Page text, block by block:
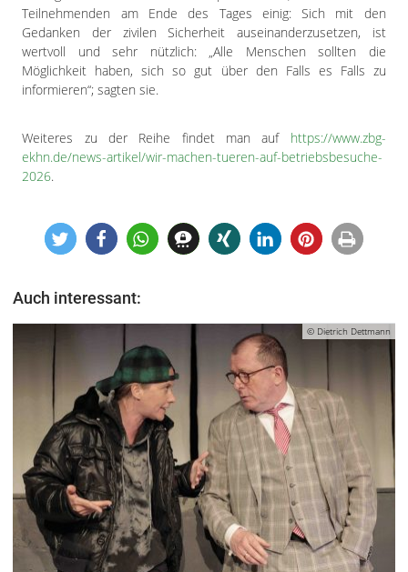
Teilnehmenden am Ende des Tages einig: Sich mit den
Gedanken der zivilen Sicherheit auseinanderzusetzen, ist
wertvoll und sehr nützlich: „Alle Menschen sollten die
Möglichkeit haben, sich so gut über den Falls es Falls zu
informieren“; sagten sie.
Weiteres zu der Reihe findet man auf https://www.zbg-
ekhn.de/news-artikel/wir-machen-tueren-auf-betriebsbesuche-
2026.
Auch interessant:
© Dietrich Dettmann